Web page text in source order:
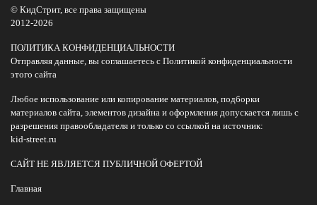
© КидСтрит, все права защищены
2012-2026
ПОЛИТИКА КОНФИДЕНЦИАЛЬНОСТИ
Отправляя данные, вы соглашаетесь с Политикой конфиденциальности
этого сайта
Любое использование или копирование материалов, подборки
материалов сайта, элементов дизайна и оформления допускается лишь с
разрешения правообладателя и только со ссылкой на источник:
kid-street.ru
САЙТ НЕ ЯВЛЯЕТСЯ ПУБЛИЧНОЙ ОФЕРТОЙ
Главная